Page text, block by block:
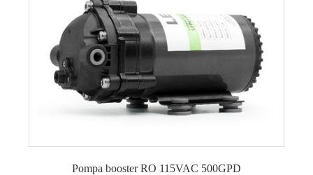
Pompa booster RO 115VAC 500GPD